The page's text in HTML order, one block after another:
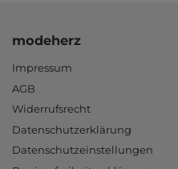
modeherz
Impressum
AGB
Widerrufsrecht
Datenschutzerklärung
Datenschutzeinstellungen